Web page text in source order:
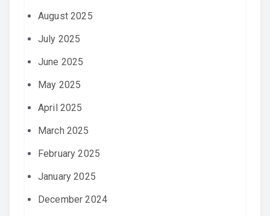
August 2025
July 2025
June 2025
May 2025
April 2025
March 2025
February 2025
January 2025
December 2024